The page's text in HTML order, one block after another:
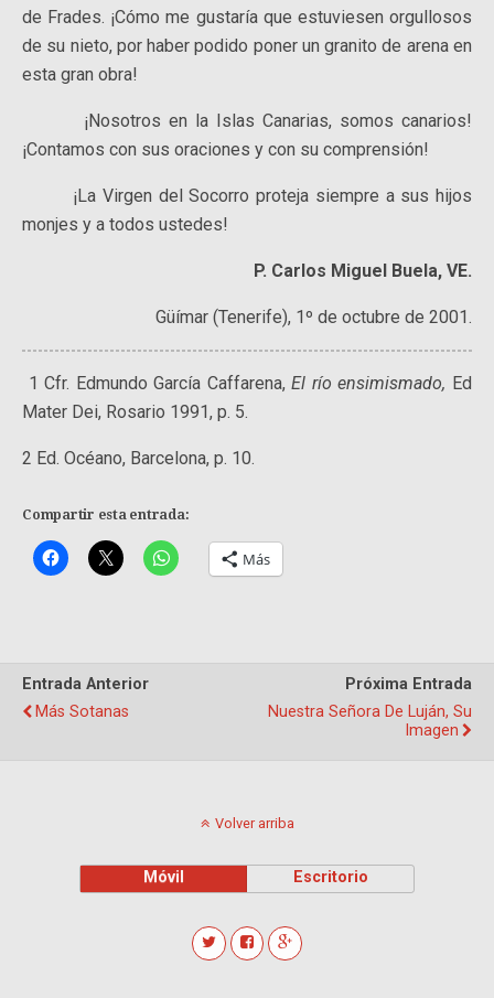
de Frades. ¡Cómo me gustaría que estuviesen orgullosos
de su nieto, por haber podido poner un granito de arena en
esta gran obra!
¡Nosotros en la Islas Canarias, somos canarios!
¡Contamos con sus oraciones y con su comprensión!
¡La Virgen del Socorro proteja siempre a sus hijos
monjes y a todos ustedes!
P. Carlos Miguel Buela, VE.
Güímar (Tenerife), 1º de octubre de 2001.
1 Cfr. Edmundo García Caffarena,El río ensimismado, Ed
Mater Dei, Rosario 1991, p. 5.
2 Ed. Océano, Barcelona, p. 10.
Compartir esta entrada:
Más
Entrada Anterior
Más Sotanas
Próxima Entrada
Nuestra Señora De Luján, Su
Imagen
Volver arriba
Móvil Escritorio